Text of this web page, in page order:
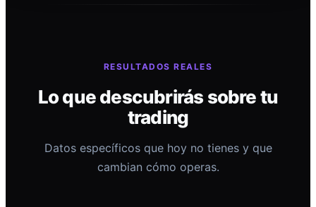
RESULTADOS REALES
Lo que descubrirás sobre tu
trading
Datos específicos que hoy no tienes y que
cambian cómo operas.